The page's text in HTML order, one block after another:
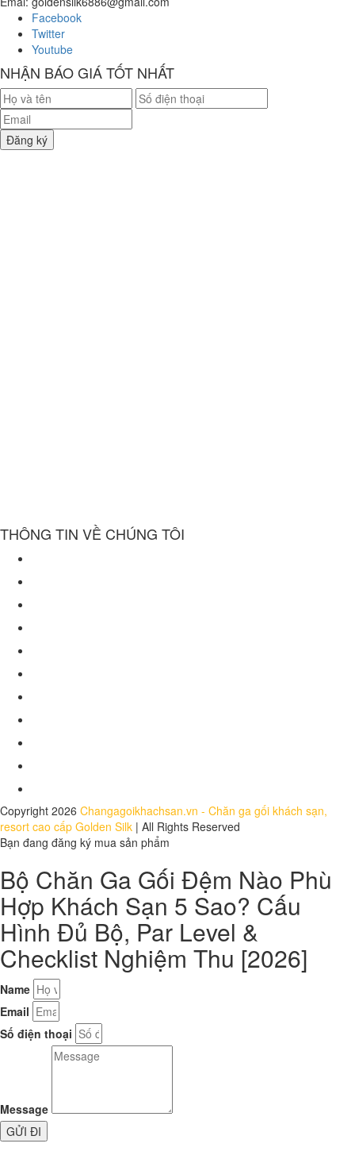
Facebook
Twitter
Youtube
NHẬN BÁO GIÁ TỐT NHẤT
THÔNG TIN VỀ CHÚNG TÔI
Copyright 2026 Changagoikhachsan.vn - Chăn ga gối khách sạn,
resort cao cấp Golden Silk | All Rights Reserved
Bạn đang đăng ký mua sản phẩm
Bộ Chăn Ga Gối Đệm Nào Phù
Hợp Khách Sạn 5 Sao? Cấu
Hình Đủ Bộ, Par Level &
Checklist Nghiệm Thu [2026]
Name
Email
Số điện thoại
Message
GỬI ĐI